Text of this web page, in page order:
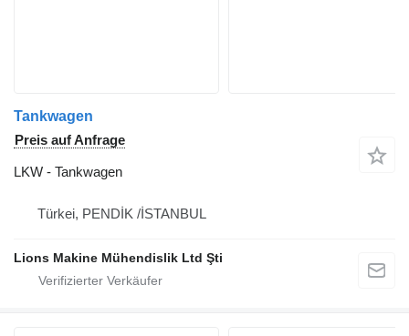
Tankwagen
Preis auf Anfrage
LKW - Tankwagen
Türkei, PENDİK /İSTANBUL
Lions Makine Mühendislik Ltd Şti